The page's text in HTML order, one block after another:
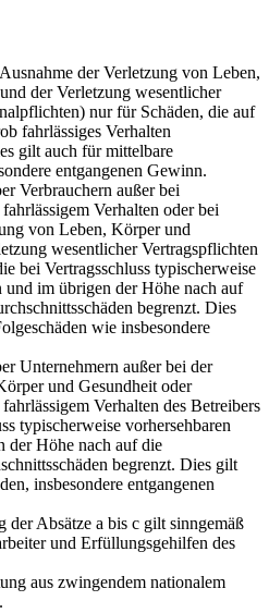
der Verletzung von Leben,
der Verletzung wesentlicher
nur für Schäden, die auf
fahrlässiges Verhalten
gilt auch für mittelbare
entgangenen Gewinn.
Verbrauchern außer bei
Verhalten oder bei
von Leben, Körper und
wesentlicher Vertragspflichten
bei Vertragsschluss typischerweise
und im übrigen der Höhe nach auf
begrenzt. Dies
wie insbesondere
Unternehmern außer bei der
und Gesundheit oder
Verhalten des Betreibers
typischerweise vorhersehbaren
der Höhe nach auf die
begrenzt. Dies gilt
insbesondere entgangenen
der Absätze a bis c gilt sinngemäß
und Erfüllungsgehilfen des
aus zwingendem nationalem